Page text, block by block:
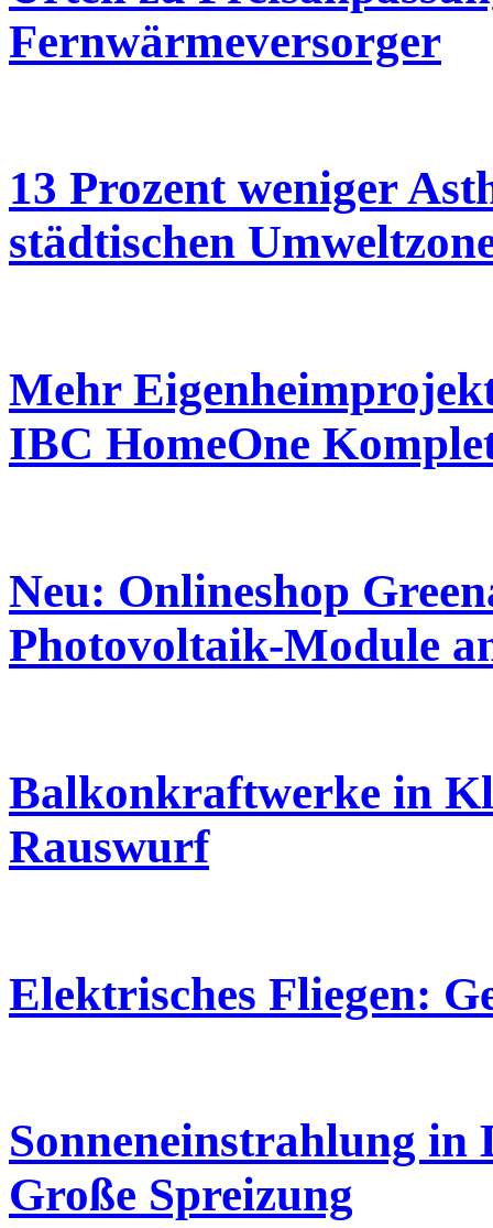
Fernwärmeversorger
13 Prozent weniger
städtischen
Mehr
IBC HomeOne
Neu: Onlineshop
Photovoltaik-Module
Balkonkraftwerke in
Rauswurf
Elektrisches Fliegen:
Sonneneinstrahlung
Große Spreizung